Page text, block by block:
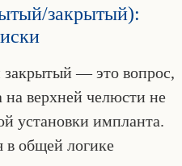
закрытый):
— это вопрос,
на верхней челюсти не
установки импланта.
в общей логике